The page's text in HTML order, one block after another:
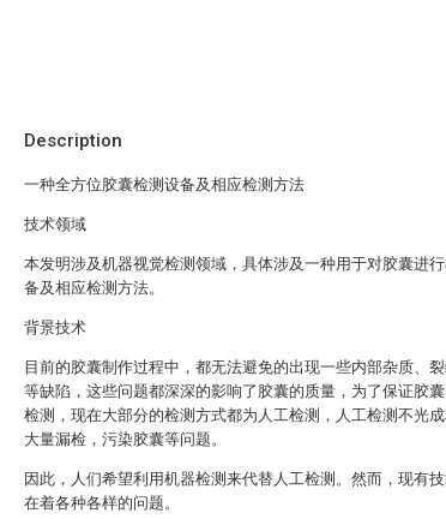
Description
一种全方位胶囊检测设备及相应检测方法
技术领域
本发明涉及机器视觉检测领域，具体涉及一种用于对胶囊进
备及相应检测方法。
背景技术
目前的胶囊制作过程中，都无法避免的出现一些内部杂质、
等缺陷，这些问题都深深的影响了胶囊的质量，为了保证胶
检测，现在大部分的检测方式都为人工检测，人工检测不光
大量漏检，污染胶囊等问题。
因此，人们希望利用机器检测来代替人工检测。然而，现有
在着各种各样的问题。